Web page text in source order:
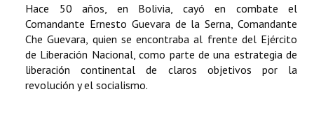
Hace 50 años, en Bolivia, cayó en combate el
Comandante Ernesto Guevara de la Serna, Comandante
Che Guevara, quien se encontraba al frente del Ejército
de Liberación Nacional, como parte de una estrategia de
liberación continental de claros objetivos por la
revolución y el socialismo.